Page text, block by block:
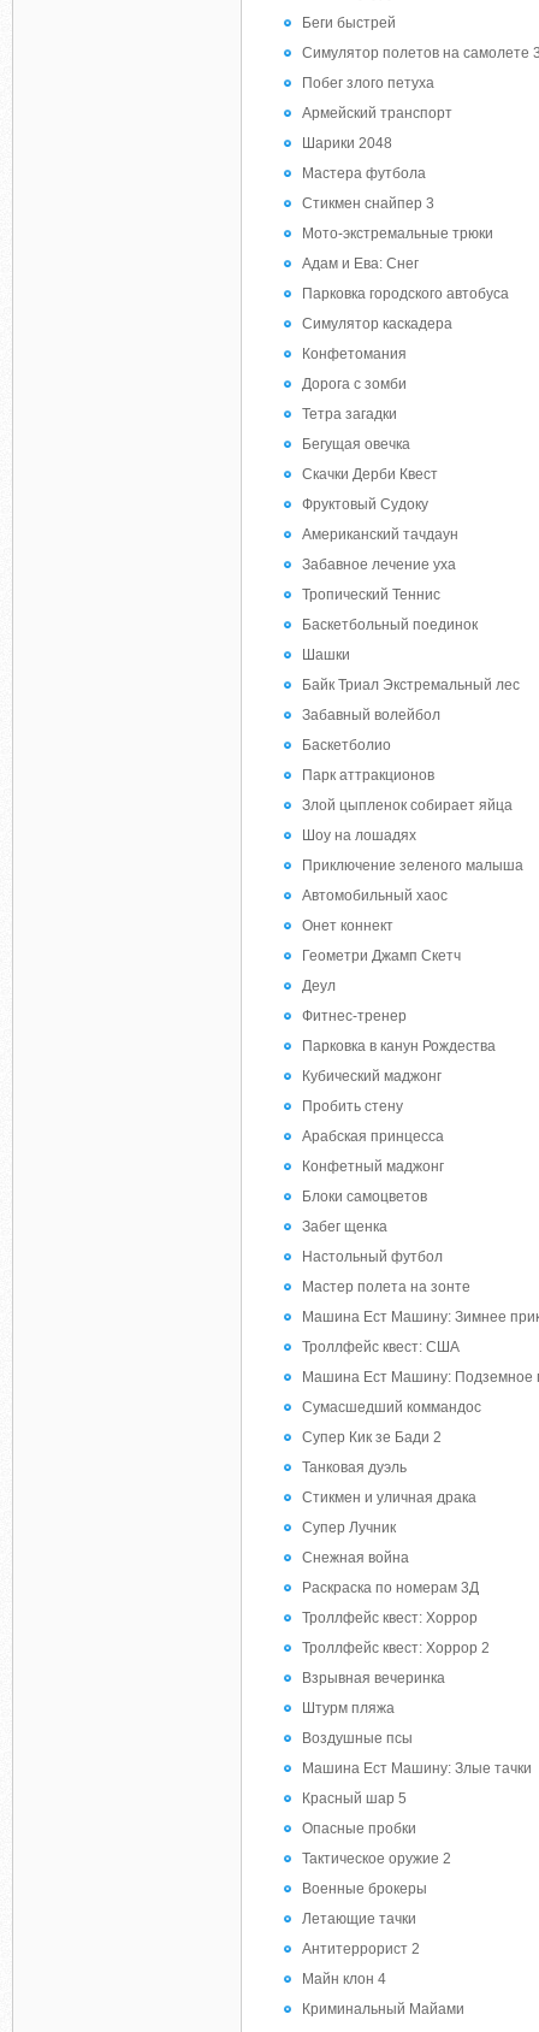
Беги быстрей
Симулятор полетов на самолете
Побег злого петуха
Армейский транспорт
Шарики 2048
Мастера футбола
Стикмен снайпер 3
Мото-экстремальные трюки
Адам и Ева: Снег
Парковка городского автобуса
Симулятор каскадера
Конфетомания
Дорога с зомби
Тетра загадки
Бегущая овечка
Скачки Дерби Квест
Фруктовый Судоку
Американский тачдаун
Забавное лечение уха
Тропический Теннис
Баскетбольный поединок
Шашки
Байк Триал Экстремальный лес
Забавный волейбол
Баскетболио
Парк аттракционов
Злой цыпленок собирает яйца
Шоу на лошадях
Приключение зеленого малыша
Автомобильный хаос
Онет коннект
Геометри Джамп Скетч
Деул
Фитнес-тренер
Парковка в канун Рождества
Кубический маджонг
Пробить стену
Арабская принцесса
Конфетный маджонг
Блоки самоцветов
Забег щенка
Настольный футбол
Мастер полета на зонте
Машина Ест Машину: Зимнее
Троллфейс квест: США
Машина Ест Машину: Подземное
Сумасшедший коммандос
Супер Кик зе Бади 2
Танковая дуэль
Стикмен и уличная драка
Супер Лучник
Снежная война
Раскраска по номерам 3Д
Троллфейс квест: Хоррор
Троллфейс квест: Хоррор 2
Взрывная вечеринка
Штурм пляжа
Воздушные псы
Машина Ест Машину: Злые тачки
Красный шар 5
Опасные пробки
Тактическое оружие 2
Военные брокеры
Летающие тачки
Антитеррорист 2
Майн клон 4
Криминальный Майами